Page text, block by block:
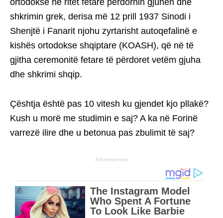
ortodoksë në ritet fetare përdornin gjuhën dhe
shkrimin grek, derisa më 12 prill 1937 Sinodi i
Shenjtë i Fanarit njohu zyrtarisht autoqefalinë e
kishës ortodokse shqiptare (KOASH), që në të
gjitha ceremonitë fetare të përdoret vetëm gjuha
dhe shkrimi shqip.
Çështja është pas 10 vitesh ku gjendet kjo pllakë?
Kush u morë me studimin e saj? A ka në Forinë
varrezë ilire dhe u betonua pas zbulimit të saj?
Advertisement